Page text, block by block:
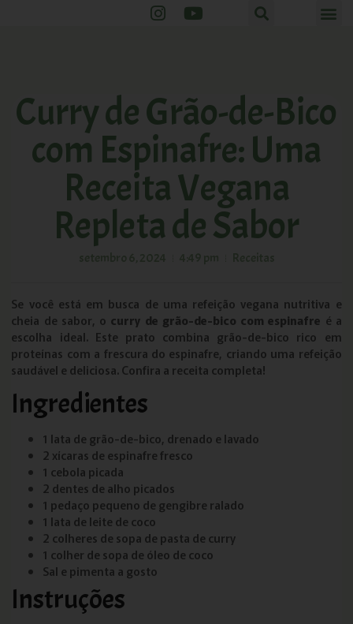
Curry de Grão-de-Bico
com Espinafre: Uma
Receita Vegana
Repleta de Sabor
Se você está em busca de uma refeição vegana nutritiva e
cheia de sabor, o curry de grão-de-bico com espinafre é a
escolha ideal. Este prato combina grão-de-bico rico em
proteínas com a frescura do espinafre, criando uma refeição
saudável e deliciosa. Confira a receita completa!
Ingredientes
1 lata de grão-de-bico, drenado e lavado
2 xícaras de espinafre fresco
1 cebola picada
2 dentes de alho picados
1 pedaço pequeno de gengibre ralado
1 lata de leite de coco
2 colheres de sopa de pasta de curry
1 colher de sopa de óleo de coco
Sal e pimenta a gosto
Instruções